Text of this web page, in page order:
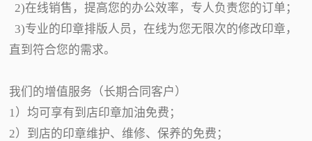
2)在线销售，提高您的办公效率，专人负责您的订单；
3)专业的印章排版人员，在线为您无限次的修改印章，
直到符合您的需求。
我们的增值服务（长期合同客户）
1）均可享有到店印章加油免费；
2）到店的印章维护、维修、保养的免费；